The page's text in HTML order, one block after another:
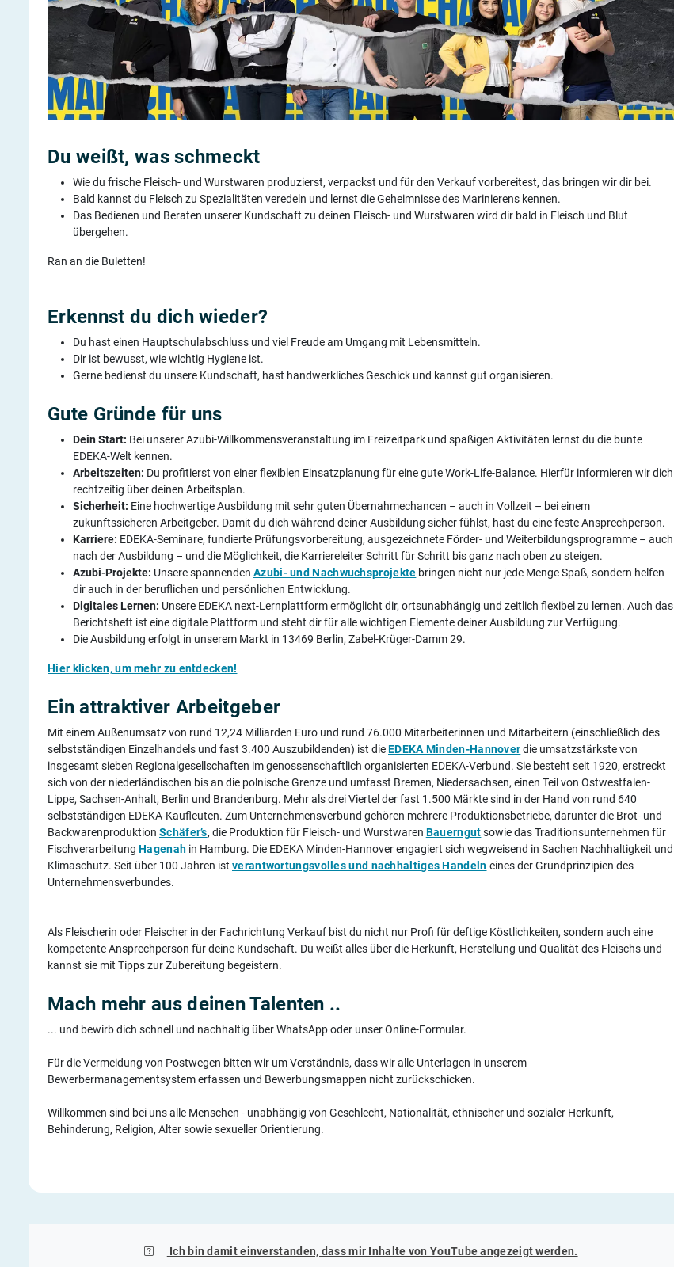
Du weißt, was schmeckt
Wie du frische Fleisch- und Wurstwaren produzierst, verpackst und für den Verkauf vorbereitest, das bringen wir dir bei.
Bald kannst du Fleisch zu Spezialitäten veredeln und lernst die Geheimnisse des Marinierens kennen.
Das Bedienen und Beraten unserer Kundschaft zu deinen Fleisch- und Wurstwaren wird dir bald in Fleisch und Blut
übergehen.
Ran an die Buletten!
Erkennst du dich wieder?
Du hast einen Hauptschulabschluss und viel Freude am Umgang mit Lebensmitteln.
Dir ist bewusst, wie wichtig Hygiene ist.
Gerne bedienst du unsere Kundschaft, hast handwerkliches Geschick und kannst gut organisieren.
Gute Gründe für uns
Dein Start: Bei unserer Azubi-Willkommensveranstaltung im Freizeitpark und spaßigen Aktivitäten lernst du die bunte
EDEKA-Welt kennen.
Arbeitszeiten: Du profitierst von einer flexiblen Einsatzplanung für eine gute Work-Life-Balance. Hierfür informieren wir dich
rechtzeitig über deinen Arbeitsplan.
Sicherheit: Eine hochwertige Ausbildung mit sehr guten Übernahmechancen – auch in Vollzeit – bei einem
zukunftssicheren Arbeitgeber. Damit du dich während deiner Ausbildung sicher fühlst, hast du eine feste Ansprechperson.
Karriere: EDEKA-Seminare, fundierte Prüfungsvorbereitung, ausgezeichnete Förder- und Weiterbildungsprogramme – auch
nach der Ausbildung – und die Möglichkeit, die Karriereleiter Schritt für Schritt bis ganz nach oben zu steigen.
Azubi-Projekte: Unsere spannenden Azubi- und Nachwuchsprojekte bringen nicht nur jede Menge Spaß, sondern helfen
dir auch in der beruflichen und persönlichen Entwicklung.
Digitales Lernen: Unsere EDEKA next-Lernplattform ermöglicht dir, ortsunabhängig und zeitlich flexibel zu lernen. Auch das
Berichtsheft ist eine digitale Plattform und steht dir für alle wichtigen Elemente deiner Ausbildung zur Verfügung.
Die Ausbildung erfolgt in unserem Markt in 13469 Berlin, Zabel-Krüger-Damm 29.
Hier klicken, um mehr zu entdecken!
Ein attraktiver Arbeitgeber
Mit einem Außenumsatz von rund 12,24 Milliarden Euro und rund 76.000 Mitarbeiterinnen und Mitarbeitern (einschließlich des
selbstständigen Einzelhandels und fast 3.400 Auszubildenden) ist dieEDEKA Minden-Hannoverdie umsatzstärkste von
insgesamt sieben Regionalgesellschaften im genossenschaftlich organisierten EDEKA-Verbund. Sie besteht seit 1920, erstreckt
sich von der niederländischen bis an die polnische Grenze und umfasst Bremen, Niedersachsen, einen Teil von Ostwestfalen-
Lippe, Sachsen-Anhalt, Berlin und Brandenburg. Mehr als drei Viertel der fast 1.500 Märkte sind in der Hand von rund 640
selbstständigen EDEKA-Kaufleuten. Zum Unternehmensverbund gehören mehrere Produktionsbetriebe, darunter die Brot- und
Backwarenproduktion Schäfer’s, die Produktion für Fleisch- und Wurstwaren Bauerngutsowie das Traditionsunternehmen für
Fischverarbeitung Hagenah in Hamburg. Die EDEKA Minden-Hannover engagiert sich wegweisend in Sachen Nachhaltigkeit und
Klimaschutz. Seit über 100 Jahren ist verantwortungsvolles und nachhaltiges Handeln eines der Grundprinzipien des
Unternehmensverbundes.
Als Fleischerin oder Fleischer in der Fachrichtung Verkauf bist du nicht nur Profi für deftige Köstlichkeiten, sondern auch eine
kompetente Ansprechperson für deine Kundschaft. Du weißt alles über die Herkunft, Herstellung und Qualität des Fleischs und
kannst sie mit Tipps zur Zubereitung begeistern.
Mach mehr aus deinen Talenten ..
... und bewirb dich schnell und nachhaltig über WhatsApp oder unser Online-Formular.
Für die Vermeidung von Postwegen bitten wir um Verständnis, dass wir alle Unterlagen in unserem
Bewerbermanagementsystem erfassen und Bewerbungsmappen nicht zurückschicken.
Willkommen sind bei uns alle Menschen - unabhängig von Geschlecht, Nationalität, ethnischer und sozialer Herkunft,
Behinderung, Religion, Alter sowie sexueller Orientierung.
Ich bin damit einverstanden, dass mir Inhalte vonYouTubeangezeigt werden.